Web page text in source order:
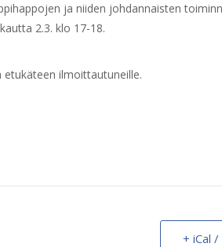
ja niiden johdannaisten
2.3. klo 17-18.
etukäteen ilmoittautuneille.
+ iCal